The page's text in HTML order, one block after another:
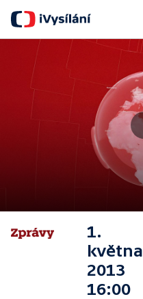
1.
května
2013
16:00